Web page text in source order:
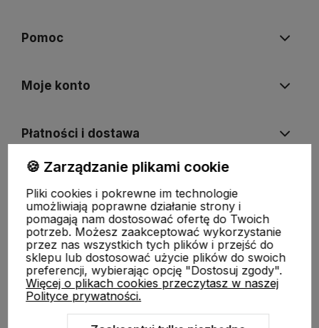
Pomoc
Moje konto
Płatności i dostawa
O nas
🍪 Zarządzanie plikami cookie
Pliki cookies i pokrewne im technologie
umożliwiają poprawne działanie strony i
pomagają nam dostosować ofertę do Twoich
potrzeb. Możesz zaakceptować wykorzystanie
przez nas wszystkich tych plików i przejść do
sklepu lub dostosować użycie plików do swoich
preferencji, wybierając opcję "Dostosuj zgody".
Więcej o plikach cookies przeczytasz w naszej
Polityce prywatności.